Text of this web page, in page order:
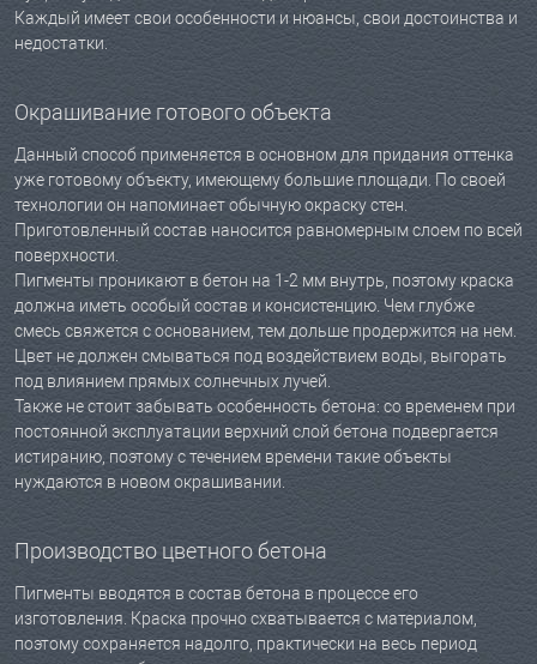
Каждый имеет свои особенности и нюансы, свои достоинства и
недостатки.
Окрашивание готового объекта
Данный способ применяется в основном для придания оттенка
уже готовому объекту, имеющему большие площади. По своей
технологии он напоминает обычную окраску стен.
Приготовленный состав наносится равномерным слоем по всей
поверхности.
Пигменты проникают в бетон на 1-2 мм внутрь, поэтому краска
должна иметь особый состав и консистенцию. Чем глубже
смесь свяжется с основанием, тем дольше продержится на нем.
Цвет не должен смываться под воздействием воды, выгорать
под влиянием прямых солнечных лучей.
Также не стоит забывать особенность бетона: со временем при
постоянной эксплуатации верхний слой бетона подвергается
истиранию, поэтому с течением времени такие объекты
нуждаются в новом окрашивании.
Производство цветного бетона
Пигменты вводятся в состав бетона в процессе его
изготовления. Краска прочно схватывается с материалом,
поэтому сохраняется надолго, практически на весь период